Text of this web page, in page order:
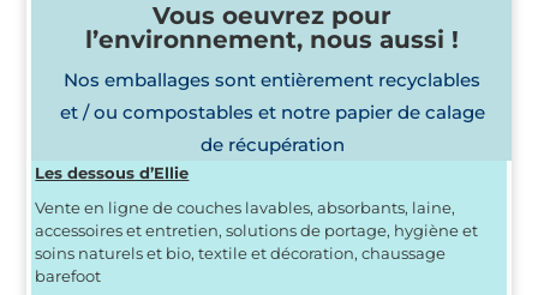
Vous oeuvrez pour
l’environnement, nous aussi !
Nos emballages sont entièrement recyclables
et / ou compostables et notre papier de calage
de récupération
Les dessous d’Ellie
Vente en ligne de couches lavables, absorbants, laine,
accessoires et entretien, solutions de portage, hygiène et
soins naturels et bio, textile et décoration, chaussage
barefoot